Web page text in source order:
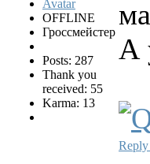
OFFLINE
Гроссмейстер
Posts: 287
Thank you
received: 55
Karma: 13
А
Reply